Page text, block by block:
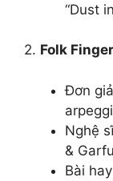
“Dust
2. Folk
Đơn
Nghệ
&
Bài